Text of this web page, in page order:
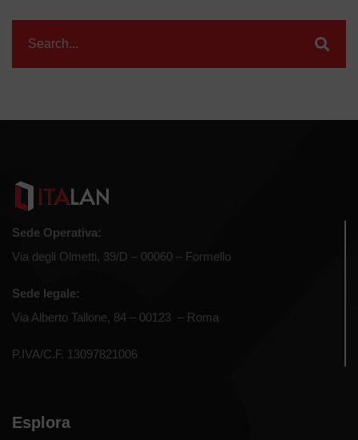
Sede Operativa:
Via degli Olmetti, 39/D – 00060 – Formello
Sede legale:
Via Alberto Tallone, 84 – 00123 – Roma
P.IVA/C.F. 13097821006
Esplora